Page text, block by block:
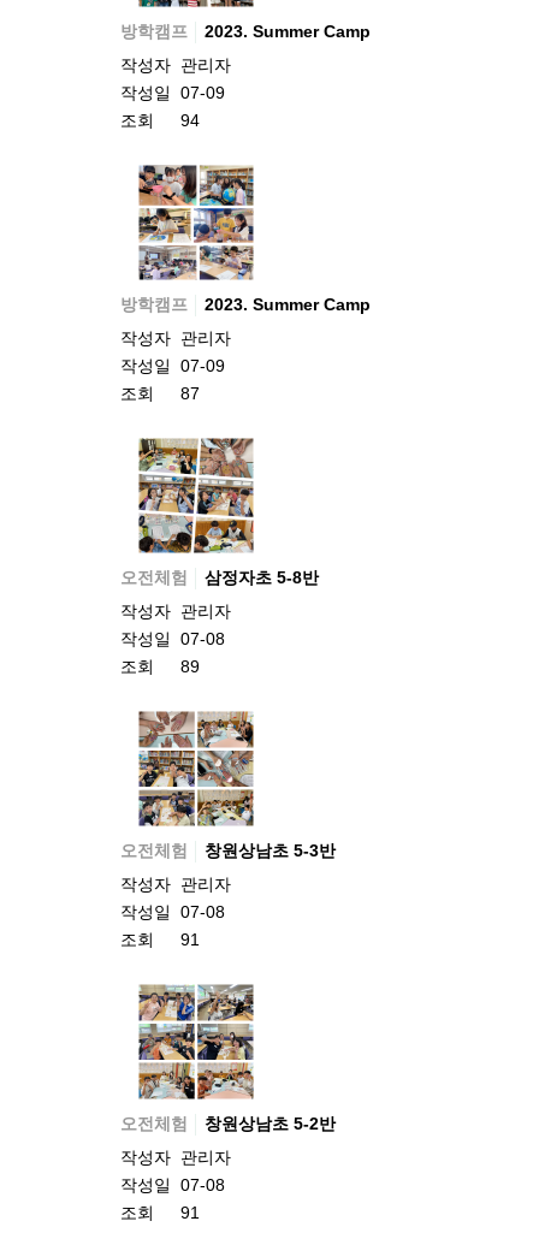
방학캠프
2023. Summer Camp
작성자 관리자
작성일
07-09
조회
94
방학캠프
2023. Summer Camp
작성자 관리자
작성일
07-09
조회
87
오전체험
삼정자초 5-8반
작성자 관리자
작성일
07-08
조회
89
오전체험
창원상남초 5-3반
작성자 관리자
작성일
07-08
조회
91
오전체험
창원상남초 5-2반
작성자 관리자
작성일
07-08
조회
91